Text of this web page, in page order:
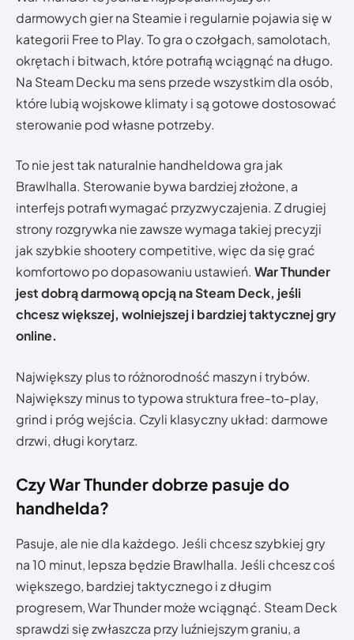
darmowych gier na Steamie i regularnie pojawia się w
kategorii Free to Play. To gra o czołgach, samolotach,
okrętach i bitwach, które potrafią wciągnąć na długo.
Na Steam Decku ma sens przede wszystkim dla osób,
które lubią wojskowe klimaty i są gotowe dostosować
sterowanie pod własne potrzeby.
To nie jest tak naturalnie handheldowa gra jak
Brawlhalla. Sterowanie bywa bardziej złożone, a
interfejs potrafi wymagać przyzwyczajenia. Z drugiej
strony rozgrywka nie zawsze wymaga takiej precyzji
jak szybkie shootery competitive, więc da się grać
komfortowo po dopasowaniu ustawień. War Thunder
jest dobrą darmową opcją na Steam Deck, jeśli
chcesz większej, wolniejszej i bardziej taktycznej gry
online.
Największy plus to różnorodność maszyn i trybów.
Największy minus to typowa struktura free-to-play,
grind i próg wejścia. Czyli klasyczny układ: darmowe
drzwi, długi korytarz.
Czy War Thunder dobrze pasuje do
handhelda?
Pasuje, ale nie dla każdego. Jeśli chcesz szybkiej gry
na 10 minut, lepsza będzie Brawlhalla. Jeśli chcesz coś
większego, bardziej taktycznego i z długim
progresem, War Thunder może wciągnąć. Steam Deck
sprawdzi się zwłaszcza przy luźniejszym graniu, a